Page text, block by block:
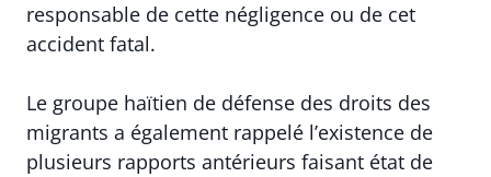
responsable de cette négligence ou de cet
accident fatal.
Le groupe haïtien de défense des droits des
migrants a également rappelé l’existence de
plusieurs rapports antérieurs faisant état de